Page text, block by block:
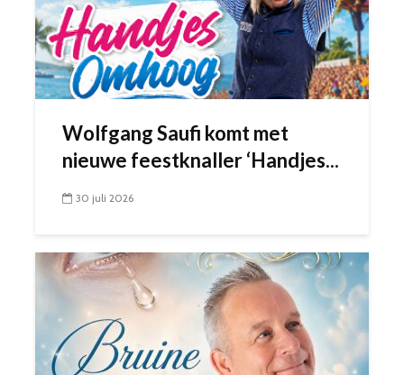
Wolfgang Saufi komt met
nieuwe feestknaller ‘Handjes...
30 juli 2026